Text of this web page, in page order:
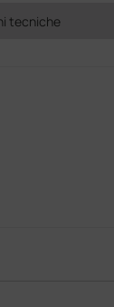
tecniche